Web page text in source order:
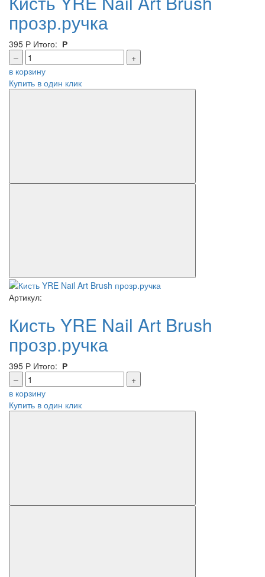
прозр.ручка
395 Р Итого: Р
–
+
в корзину
Купить в один клик
Артикул:
Кисть YRE Nail Art Brush
прозр.ручка
395 Р Итого: Р
–
+
в корзину
Купить в один клик